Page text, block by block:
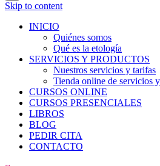
Skip to content
INICIO
Quiénes somos
Qué es la etología
SERVICIOS Y PRODUCTOS
Nuestros servicios y tarifas
Tienda online de servicios
CURSOS ONLINE
CURSOS PRESENCIALES
LIBROS
BLOG
PEDIR CITA
CONTACTO